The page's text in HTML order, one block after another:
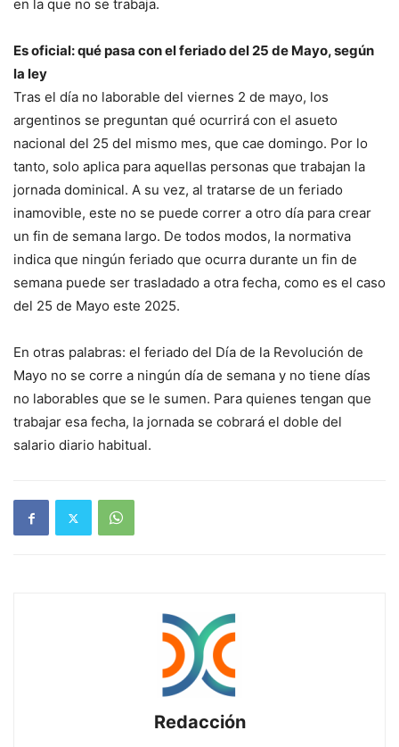
en la que no se trabaja.
Es oficial: qué pasa con el feriado del 25 de Mayo, según
la ley
Tras el día no laborable del viernes 2 de mayo, los
argentinos se preguntan qué ocurrirá con el asueto
nacional del 25 del mismo mes, que cae domingo. Por lo
tanto, solo aplica para aquellas personas que trabajan la
jornada dominical. A su vez, al tratarse de un feriado
inamovible, este no se puede correr a otro día para crear
un fin de semana largo. De todos modos, la normativa
indica que ningún feriado que ocurra durante un fin de
semana puede ser trasladado a otra fecha, como es el caso
del 25 de Mayo este 2025.
En otras palabras: el feriado del Día de la Revolución de
Mayo no se corre a ningún día de semana y no tiene días
no laborables que se le sumen. Para quienes tengan que
trabajar esa fecha, la jornada se cobrará el doble del
salario diario habitual.
Redacción